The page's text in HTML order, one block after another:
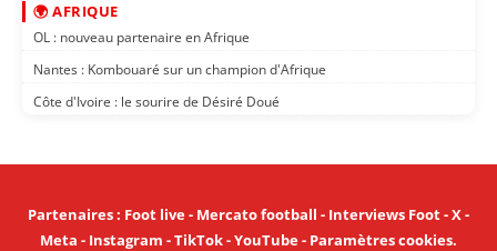
🌍 AFRIQUE
OL : nouveau partenaire en Afrique
Nantes : Kombouaré sur un champion d'Afrique
Côte d'Ivoire : le sourire de Désiré Doué
Partenaires: Foot live- Mercato football - Interviews Foot-X-
Meta - Instagram -TikTok-YouTube- Paramètres cookies.